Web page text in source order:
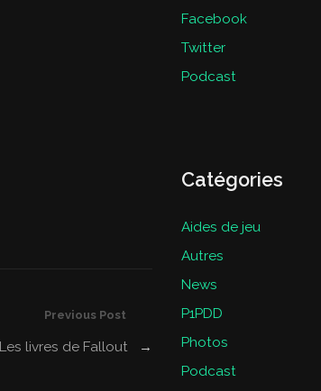
Previous Post
Les livres de Fallout →
Facebook
Twitter
Podcast
Catégories
Aides de jeu
Autres
News
P1PDD
Photos
Podcast